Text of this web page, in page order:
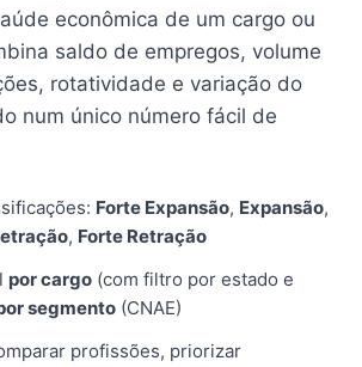
econômica de um cargo ou
saldo de empregos, volume
rotatividade e variação do
num único número fácil de
Forte Expansão, Expansão,
, Forte Retração
por cargo (com filtro por estado e
segmento (CNAE)
profissões, priorizar